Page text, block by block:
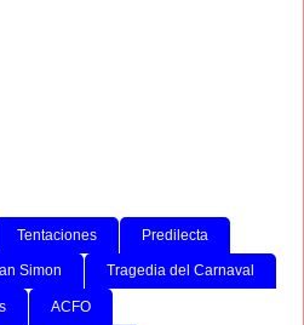
Tentaciones Predilecta
Simon Tragedia del Carnaval
ACFO